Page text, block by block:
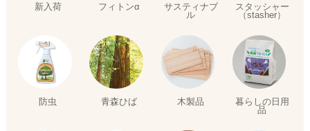
新入荷 フィトンα
サスティナブ
ル
スタッシャー
（stasher）
防虫 青森ひば 木製品
暮らしの日用
品